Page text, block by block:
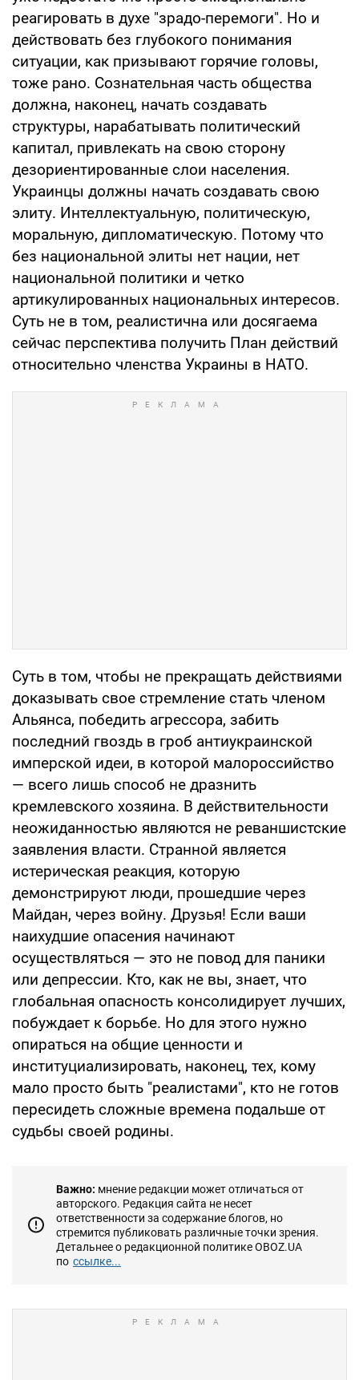
реагировать в духе "зрадо-перемоги". Но и
действовать без глубокого понимания
ситуации, как призывают горячие головы,
тоже рано. Сознательная часть общества
должна, наконец, начать создавать
структуры, нарабатывать политический
капитал, привлекать на свою сторону
дезориентированные слои населения.
Украинцы должны начать создавать свою
элиту. Интеллектуальную, политическую,
моральную, дипломатическую. Потому что
без национальной элиты нет нации, нет
национальной политики и четко
артикулированных национальных интересов.
Суть не в том, реалистична или досягаема
сейчас перспектива получить План действий
относительно членства Украины в НАТО.
Суть в том, чтобы не прекращать действиями
доказывать свое стремление стать членом
Альянса, победить агрессора, забить
последний гвоздь в гроб антиукраинской
имперской идеи, в которой малороссийство
— всего лишь способ не дразнить
кремлевского хозяина. В действительности
неожиданностью являются не реваншистские
заявления власти. Странной является
истерическая реакция, которую
демонстрируют люди, прошедшие через
Майдан, через войну. Друзья! Если ваши
наихудшие опасения начинают
осуществляться — это не повод для паники
или депрессии. Кто, как не вы, знает, что
глобальная опасность консолидирует лучших,
побуждает к борьбе. Но для этого нужно
опираться на общие ценности и
институциализировать, наконец, тех, кому
мало просто быть "реалистами", кто не готов
пересидеть сложные времена подальше от
судьбы своей родины.
Важно: мнение редакции может отличаться от
авторского. Редакция сайта не несет
ответственности за содержание блогов, но
стремится публиковать различные точки зрения.
Детальнее о редакционной политике OBOZ.UA
по ссылке...